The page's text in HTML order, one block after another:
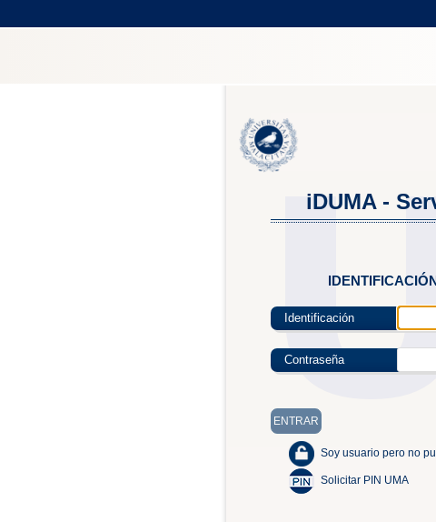
iDUMA -
Identificación
Contraseña
Soy usuario pero no
Solicitar PIN UMA